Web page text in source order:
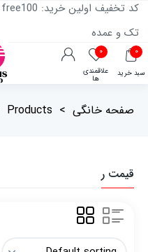
کد تخفیف اولین خرید: free100
تک و عمده
۰
سبد خرید
۰
علاقمندی
ها
صفحه خانگی >
Products
قیمت ر